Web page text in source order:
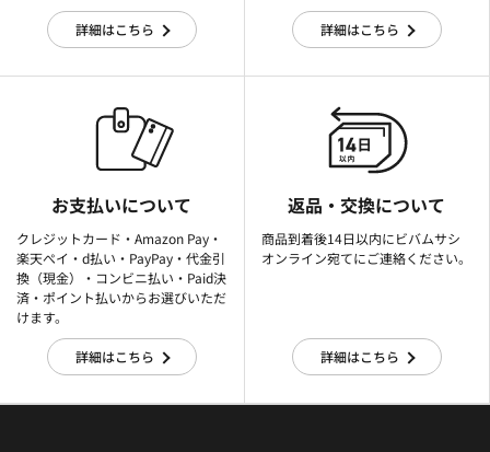
詳細はこちら 詳細はこちら
お支払いについて
クレジットカード・Amazon Pay・
楽天ぺイ・d払い・PayPay・代金引
換（現金）・コンビニ払い・Paid決
済・ポイント払いからお選びいただ
けます。
詳細はこちら
返品・交換について
商品到着後14日以内にビバムサシ
オンライン宛てにご連絡ください。
詳細はこちら